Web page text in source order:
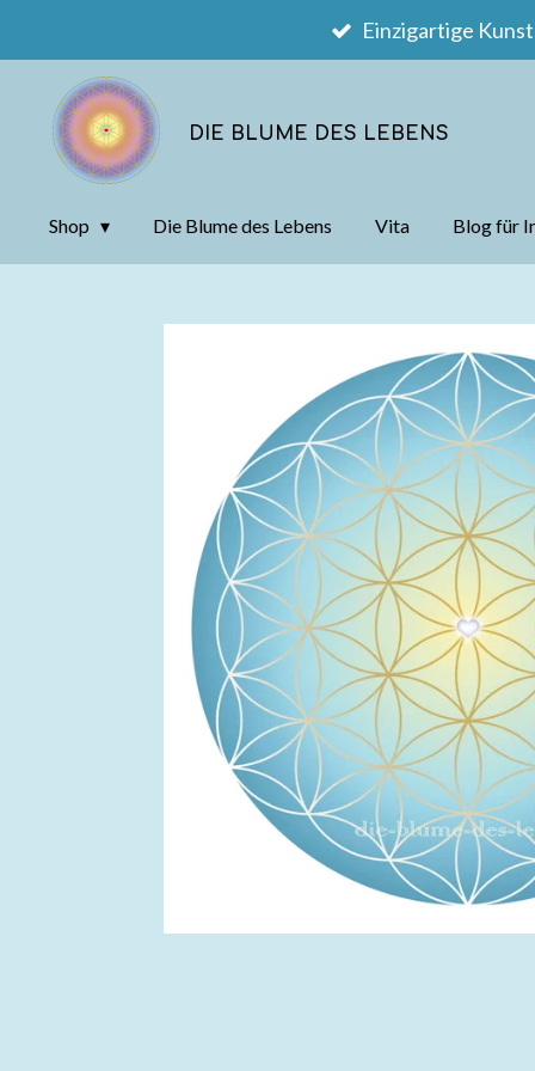
springen
Einzigartige Kunst
DIE BLUME DES LEBENS
Shop Die Blume des Lebens Vita Blog für